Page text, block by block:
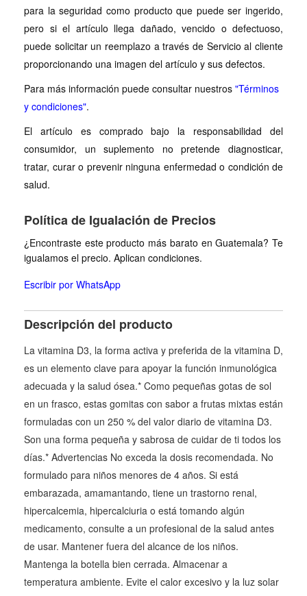
para la seguridad como producto que puede ser ingerido,
pero si el artículo llega dañado, vencido o defectuoso,
puede solicitar un reemplazo a través de Servicio al cliente
proporcionando una imagen del artículo y sus defectos.
Para más información puede consultar nuestros "Términos
y condiciones".
El artículo es comprado bajo la responsabilidad del
consumidor, un suplemento no pretende diagnosticar,
tratar, curar o prevenir ninguna enfermedad o condición de
salud.
Política de Igualación de Precios
¿Encontraste este producto más barato en Guatemala? Te
igualamos el precio. Aplican condiciones.
Escribir por WhatsApp
Descripción del producto
La vitamina D3, la forma activa y preferida de la vitamina D,
es un elemento clave para apoyar la función inmunológica
adecuada y la salud ósea.* Como pequeñas gotas de sol
en un frasco, estas gomitas con sabor a frutas mixtas están
formuladas con un 250 % del valor diario de vitamina D3.
Son una forma pequeña y sabrosa de cuidar de ti todos los
días.* Advertencias No exceda la dosis recomendada. No
formulado para niños menores de 4 años. Si está
embarazada, amamantando, tiene un trastorno renal,
hipercalcemia, hipercalciuria o está tomando algún
medicamento, consulte a un profesional de la salud antes
de usar. Mantener fuera del alcance de los niños.
Mantenga la botella bien cerrada. Almacenar a
temperatura ambiente. Evite el calor excesivo y la luz solar